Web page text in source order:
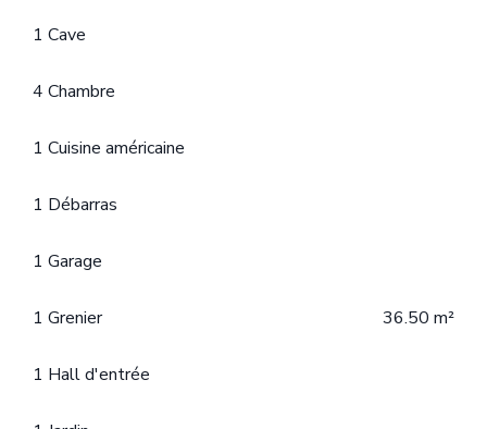
1 Cave
4 Chambre
1 Cuisine américaine
1 Débarras
1 Garage
1 Grenier 36.50 m²
1 Hall d'entrée